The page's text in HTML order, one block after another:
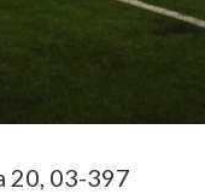
20, 03-397